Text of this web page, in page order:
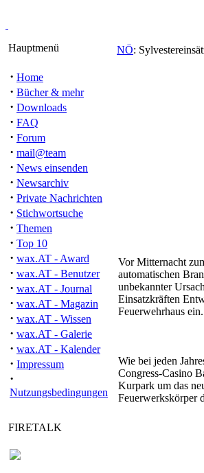
Hauptmenü
· Home
· Bücher & mehr
· Downloads
· FAQ
· Forum
· mail@team
· News einsenden
· Newsarchiv
· Private Nachrichten
· Stichwortsuche
· Themen
· Top 10
· wax.AT - Award
· wax.AT - Benutzer
· wax.AT - Journal
· wax.AT - Magazin
· wax.AT - Wissen
· wax.AT - Galerie
· wax.AT - Kalender
· Impressum
·
Nutzungsbedingungen
FIRETALK
NÖ:
Vor Mitternacht
automatischen
unbekannter
Einsatzkräften
Feuerwehrhaus ein.
Wie bei jeden
Congress-Casino
Kurpark um das
Feuerwerkskörper